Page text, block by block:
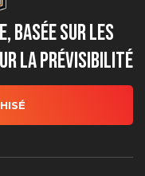
basée sur les
la prévisibilité